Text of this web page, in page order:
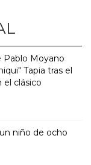
Pablo Moyano
Tapia tras el
el clásico
niño de ocho